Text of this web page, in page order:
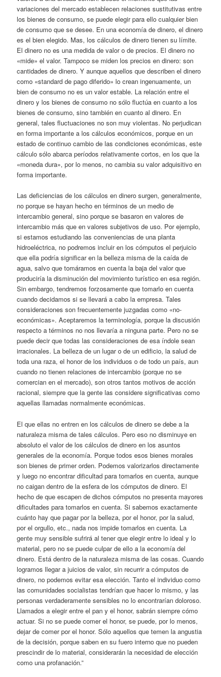
variaciones del mercado establecen relaciones sustitutivas entre
los bienes de consumo, se puede elegir para ello cualquier bien
de consumo que se desee. En una economía de dinero, el dinero
es el bien elegido. Mas, los cálculos de dinero tienen su límite.
El dinero no es una medida de valor o de precios. El dinero no
«mide» el valor. Tampoco se miden los precios en dinero: son
cantidades de dinero. Y aunque aquellos que describen el dinero
como «standard de pago diferido» lo crean ingenuamente, un
bien de consumo no es un valor estable. La relación entre el
dinero y los bienes de consumo no sólo fluctúa en cuanto a los
bienes de consumo, sino también en cuanto al dinero. En
general, tales fluctuaciones no son muy violentas. No perjudican
en forma importante a los cálculos económicos, porque en un
estado de continuo cambio de las condiciones económicas, este
cálculo sólo abarca períodos relativamente cortos, en los que la
«moneda dura», por lo menos, no cambia su valor adquisitivo en
forma importante.
Las deficiencias de los cálculos en dinero surgen, generalmente,
no porque se hayan hecho en términos de un medio de
intercambio general, sino porque se basaron en valores de
intercambio más que en valores subjetivos de uso. Por ejemplo,
si estamos estudiando las conveniencias de una planta
hidroeléctrica, no podremos incluir en los cómputos el perjuicio
que ella podría significar en la belleza misma de la caída de
agua, salvo que tomáramos en cuenta la baja del valor que
produciría la disminución del movimiento turístico en esa región.
Sin embargo, tendremos forzosamente que tomarlo en cuenta
cuando decidamos si se llevará a cabo la empresa. Tales
consideraciones son frecuentemente juzgadas como «no-
económicas». Aceptaremos la terminología, porque la discusión
respecto a términos no nos llevaría a ninguna parte. Pero no se
puede decir que todas las consideraciones de esa índole sean
irracionales. La belleza de un lugar o de un edificio, la salud de
toda una raza, el honor de los individuos o de todo un país, aun
cuando no tienen relaciones de intercambio (porque no se
comercian en el mercado), son otros tantos motivos de acción
racional, siempre que la gente las considere significativas como
aquellas llamadas normalmente económicas.
El que ellas no entren en los cálculos de dinero se debe a la
naturaleza misma de tales cálculos. Pero eso no disminuye en
absoluto el valor de los cálculos de dinero en los asuntos
generales de la economía. Porque todos esos bienes morales
son bienes de primer orden. Podemos valorizarlos directamente
y luego no encontrar dificultad para tomarlos en cuenta, aunque
no caigan dentro de la esfera de los cómputos de dinero. El
hecho de que escapen de dichos cómputos no presenta mayores
dificultades para tomarlos en cuenta. Si sabemos exactamente
cuánto hay que pagar por la belleza, por el honor, por la salud,
por el orgullo, etc., nada nos impide tomarlos en cuenta. La
gente muy sensible sufrirá al tener que elegir entre lo ideal y lo
material, pero no se puede culpar de ello a la economía del
dinero. Está dentro de la naturaleza misma de las cosas. Cuando
logramos llegar a juicios de valor, sin recurrir a cómputos de
dinero, no podemos evitar esa elección. Tanto el individuo como
las comunidades socialistas tendrían que hacer lo mismo, y las
personas verdaderamente sensibles no lo encontrarían doloroso.
Llamados a elegir entre el pan y el honor, sabrán siempre cómo
actuar. Si no se puede comer el honor, se puede, por lo menos,
dejar de comer por el honor. Sólo aquellos que temen la angustia
de la decisión, porque saben en su fuero interno que no pueden
prescindir de lo material, considerarán la necesidad de elección
como una profanación.”